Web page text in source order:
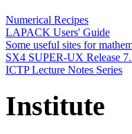
Numerical Recipes
LAPACK Users' Guide
Some useful sites for
SX4 SUPER-UX Release
ICTP Lecture Notes Series
Institute